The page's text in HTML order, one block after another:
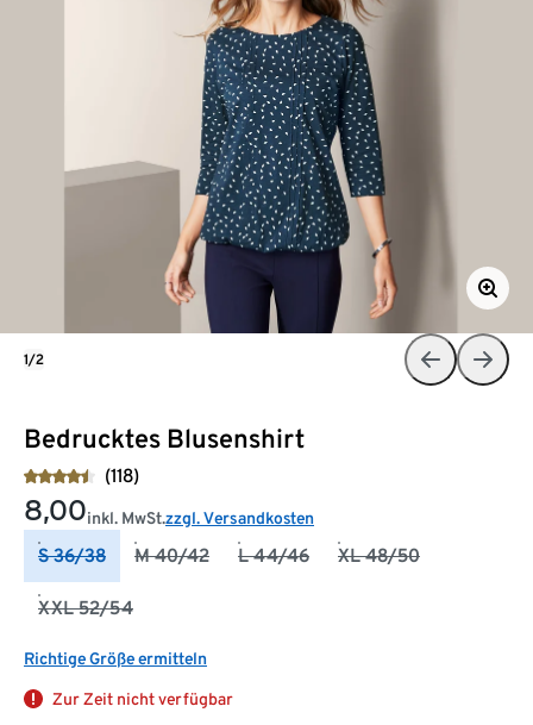
Bedrucktes Blusenshirt
(118)
8,00inkl. MwSt.zzgl. Versandkosten
S 36/38 M 40/42 L 44/46 XL 48/50
XXL 52/54
Richtige Größe ermitteln
Zur Zeit nicht verfügbar
1/2